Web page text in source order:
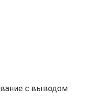
с выводом